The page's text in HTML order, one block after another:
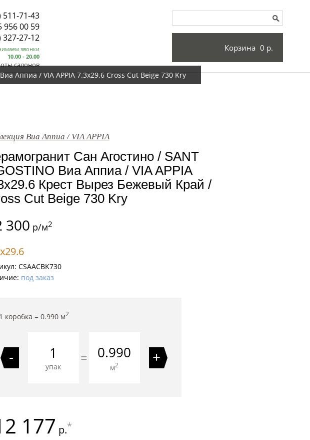
511-71-43
956 00 59
звонки
10.00 - 20.00
салонов
327-27-12
Корзина 0 р.
Аппиа / VIA APPIA 7.3x29.6 Cross Cut Beige 730 Kry
Виа Аппиа / VIA APPIA
Сан Агостино / SANT
Виа Аппиа / VIA APPIA
Крест Вырез Бежевый Край /
Cut Beige 730 Kry
300 р/м2
CSAACBK730
под заказ
1 коробка = 0.990м2
-
упак
= 0.990
м2 +
177 р.*